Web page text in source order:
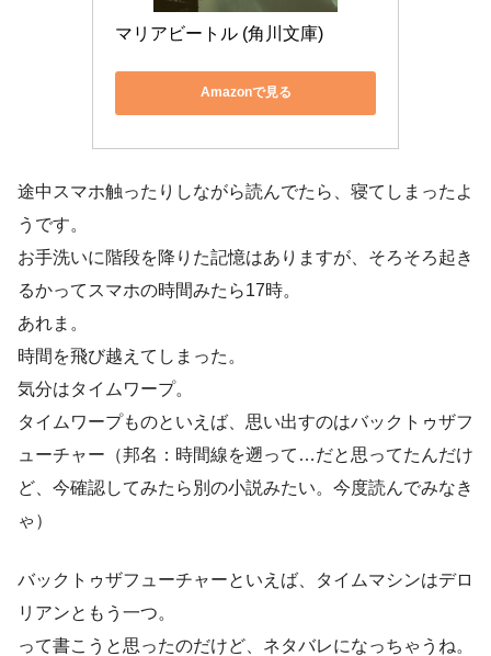
マリアビートル (角川文庫)
Amazonで見る
途中スマホ触ったりしながら読んでたら、寝てしまったよ
うです。
お手洗いに階段を降りた記憶はありますが、そろそろ起き
るかってスマホの時間みたら17時。
あれま。
時間を飛び越えてしまった。
気分はタイムワープ。
タイムワープものといえば、思い出すのはバックトゥザフ
ューチャー（邦名：時間線を遡って…だと思ってたんだけ
ど、今確認してみたら別の小説みたい。今度読んでみなき
ゃ）
バックトゥザフューチャーといえば、タイムマシンはデロ
リアンともう一つ。
って書こうと思ったのだけど、ネタバレになっちゃうね。